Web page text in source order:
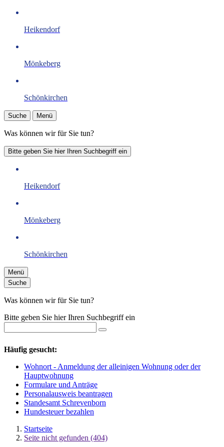
Heikendorf
Mönkeberg
Schönkirchen
Suche Menü
Was können wir für Sie tun?
Bitte geben Sie hier Ihren Suchbegriff ein
Heikendorf
Mönkeberg
Schönkirchen
Menü
Suche
Was können wir für Sie tun?
Bitte geben Sie hier Ihren Suchbegriff ein
Häufig gesucht:
Wohnort - Anmeldung der alleinigen Wohnung oder der
Hauptwohnung
Formulare und Anträge
Personalausweis beantragen
Standesamt Schrevenborn
Hundesteuer bezahlen
Startseite
Seite nicht gefunden (404)